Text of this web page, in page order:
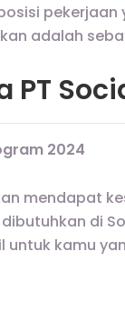
adalah
PT
2024
mendapat
di
untuk kamu